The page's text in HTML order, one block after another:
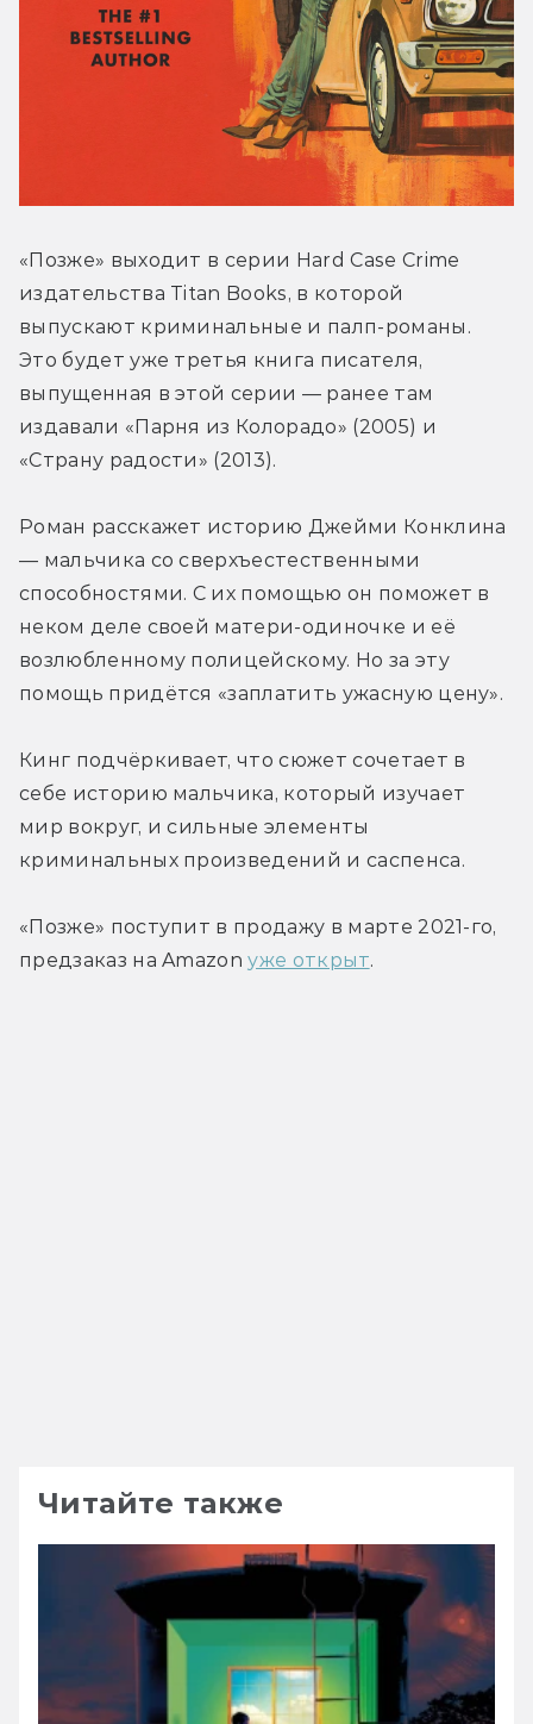
«Позже» выходит в серии Hard Case Crime
издательства Titan Books, в которой
выпускают криминальные и палп-романы.
Это будет уже третья книга писателя,
выпущенная в этой серии — ранее там
издавали «Парня из Колорадо» (2005) и
«Страну радости» (2013).
Роман расскажет историю Джейми Конклина
— мальчика со сверхъестественными
способностями. С их помощью он поможет в
неком деле своей матери-одиночке и её
возлюбленному полицейскому. Но за эту
помощь придётся «заплатить ужасную цену».
Кинг подчёркивает, что сюжет сочетает в
себе историю мальчика, который изучает
мир вокруг, и сильные элементы
криминальных произведений и саспенса.
«Позже» поступит в продажу в марте 2021-го,
предзаказ на Amazon уже открыт.
Читайте также